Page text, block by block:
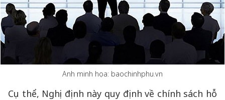
Anh minh họa: baochinhphu.vn
Cụ thể, Nghị định này quy định về chính sách hỗ